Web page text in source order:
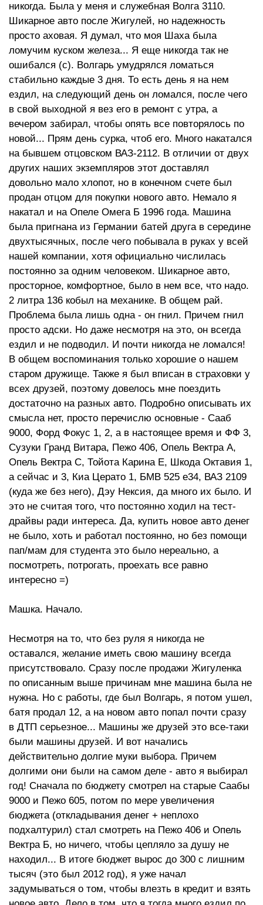
никогда. Была у меня и служебная Волга 3110.
Шикарное авто после Жигулей, но надежность
просто аховая. Я думал, что моя Шаха была
ломучим куском железа... Я еще никогда так не
ошибался (с). Волгарь умудрялся ломаться
стабильно каждые 3 дня. То есть день я на нем
ездил, на следующий день он ломался, после чего
в свой выходной я вез его в ремонт с утра, а
вечером забирал, чтобы опять все повторялось по
новой... Прям день сурка, чтоб его. Много накатался
на бывшем отцовском ВАЗ-2112. В отличии от двух
других наших экземпляров этот доставлял
довольно мало хлопот, но в конечном счете был
продан отцом для покупки нового авто. Немало я
накатал и на Опеле Омега Б 1996 года. Машина
была пригнана из Германии батей друга в середине
двухтысячных, после чего побывала в руках у всей
нашей компании, хотя официально числилась
постоянно за одним человеком. Шикарное авто,
просторное, комфортное, было в нем все, что надо.
2 литра 136 кобыл на механике. В общем рай.
Проблема была лишь одна - он гнил. Причем гнил
просто адски. Но даже несмотря на это, он всегда
ездил и не подводил. И почти никогда не ломался!
В общем воспоминания только хорошие о нашем
старом дружище. Также я был вписан в страховки у
всех друзей, поэтому довелось мне поездить
достаточно на разных авто. Подробно описывать их
смысла нет, просто перечислю основные - Сааб
9000, Форд Фокус 1, 2, а в настоящее время и ФФ 3,
Сузуки Гранд Витара, Пежо 406, Опель Вектра А,
Опель Вектра С, Тойота Карина Е, Шкода Октавия 1,
а сейчас и 3, Киа Церато 1, БМВ 525 е34, ВАЗ 2109
(куда же без него), Дэу Нексия, да много их было. И
это не считая того, что постоянно ходил на тест-
драйвы ради интереса. Да, купить новое авто денег
не было, хоть и работал постоянно, но без помощи
пап/мам для студента это было нереально, а
посмотреть, потрогать, проехать все равно
интересно =)
Машка. Начало.
Несмотря на то, что без руля я никогда не
оставался, желание иметь свою машину всегда
присутствовало. Сразу после продажи Жигуленка
по описанным выше причинам мне машина была не
нужна. Но с работы, где был Волгарь, я потом ушел,
батя продал 12, а на новом авто попал почти сразу
в ДТП серьезное... Машины же друзей это все-таки
были машины друзей. И вот начались
действительно долгие муки выбора. Причем
долгими они были на самом деле - авто я выбирал
год! Сначала по бюджету смотрел на старые Саабы
9000 и Пежо 605, потом по мере увеличения
бюджета (откладывания денег + неплохо
подхалтурил) стал смотреть на Пежо 406 и Опель
Вектра Б, но ничего, чтобы цепляло за душу не
находил... В итоге бюджет вырос до 300 с лишним
тысяч (это был 2012 год), я уже начал
задумываться о том, чтобы влезть в кредит и взять